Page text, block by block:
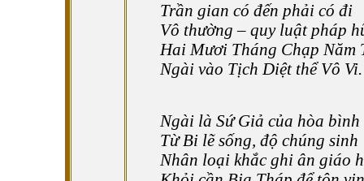
Trần gian có đến phải có đi
Vô thường – quy luật pháp
Hai Mươi Tháng Chạp Năm
Ngài vào Tịch Diệt thể Vô Vi.
Ngài là Sứ Giả của hòa bình
Từ Bi lẽ sống, độ chúng sinh
Nhân loại khắc ghi ân giáo